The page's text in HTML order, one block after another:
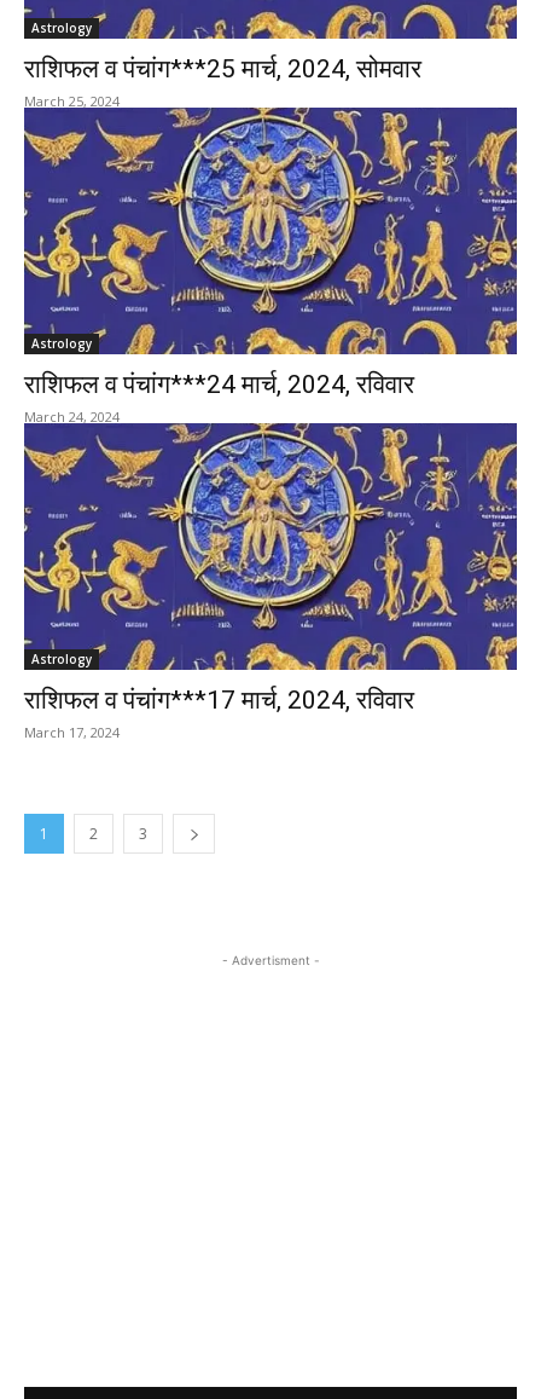
Astrology
राशिफल व पंचांग***25 मार्च, 2024, सोमवार
March 25, 2024
Astrology
राशिफल व पंचांग***24 मार्च, 2024, रविवार
March 24, 2024
Astrology
राशिफल व पंचांग***17 मार्च, 2024, रविवार
March 17, 2024
1 2 3
- Advertisment -